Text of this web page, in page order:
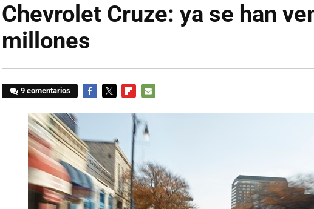
Chevrolet Cruze: ya se han
millones
9 comentarios
MAIL